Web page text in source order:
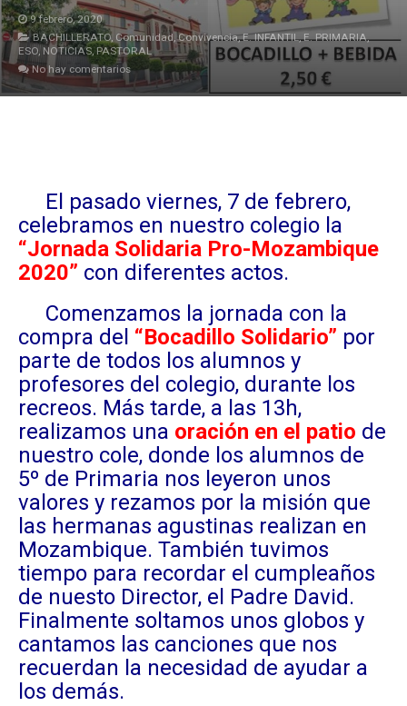
9 febrero, 2020
BACHILLERATO, Comunidad ,Convivencia,E. INFANTIL,E. PRIMARIA,
ESO, NOTICIAS, PASTORAL
No hay comentarios
El pasado viernes, 7 de febrero,
celebramos en nuestro colegio la
“Jornada Solidaria Pro-Mozambique
2020” con diferentes actos.
Comenzamos la jornada con la
compra del “Bocadillo Solidario” por
parte de todos los alumnos y
profesores del colegio, durante los
recreos. Más tarde, a las 13h,
realizamos una oración en el patio de
nuestro cole, donde los alumnos de
5º de Primaria nos leyeron unos
valores y rezamos por la misión que
las hermanas agustinas realizan en
Mozambique. También tuvimos
tiempo para recordar el cumpleaños
de nuesto Director, el Padre David.
Finalmente soltamos unos globos y
cantamos las canciones que nos
recuerdan la necesidad de ayudar a
los demás.